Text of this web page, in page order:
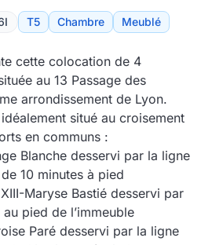
T5 Chambre Meublé
cette colocation de 4
au 13 Passage des
arrondissement de Lyon.
situé au croisement
en communs :
Blanche desservi par la ligne
10 minutes à pied
Maryse Bastié desservi par
pied de l’immeuble
Paré desservi par la ligne